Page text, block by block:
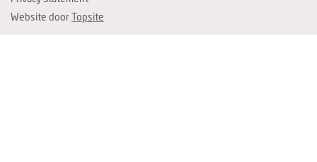
Website doorTopsite